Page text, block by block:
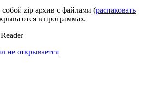
собой zip архив с файлами (распаковать
в программах:
не открывается